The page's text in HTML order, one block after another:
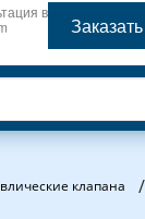
в
клапана /